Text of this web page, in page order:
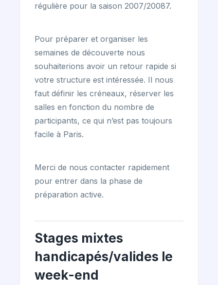
régulière pour la saison 2007/20087.
Pour préparer et organiser les
semaines de découverte nous
souhaiterions avoir un retour rapide si
votre structure est intéressée. Il nous
faut définir les créneaux, réserver les
salles en fonction du nombre de
participants, ce qui n’est pas toujours
facile à Paris.
Merci de nous contacter rapidement
pour entrer dans la phase de
préparation active.
Stages mixtes
handicapés/valides le
week-end